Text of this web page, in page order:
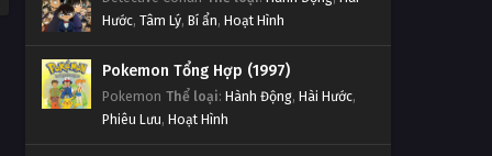
Hước, Tâm Lý, Bí ẩn, Hoạt Hình
Pokemon Tổng Hợp (1997)
Pokemon Thể loại: Hành Động, Hài Hước,
Phiêu Lưu, Hoạt Hình